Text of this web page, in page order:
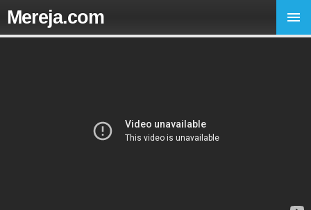
Mereja.com